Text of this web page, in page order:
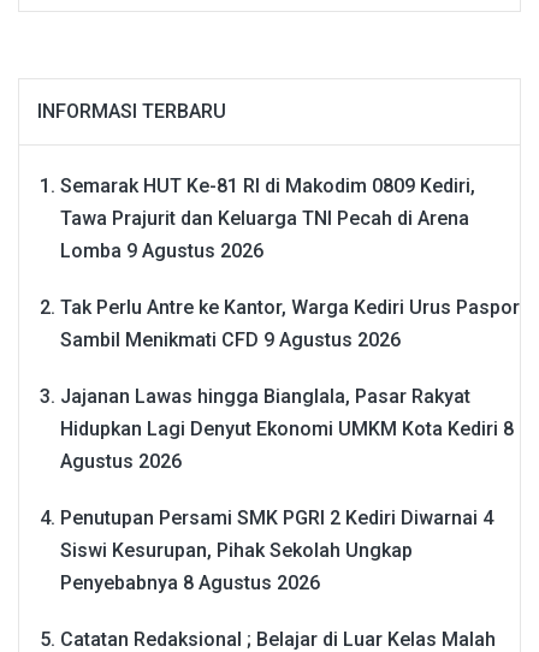
INFORMASI TERBARU
Semarak HUT Ke-81 RI di Makodim 0809 Kediri,
Tawa Prajurit dan Keluarga TNI Pecah di Arena
Lomba 9 Agustus 2026
Tak Perlu Antre ke Kantor, Warga Kediri Urus Paspor
Sambil Menikmati CFD 9 Agustus 2026
Jajanan Lawas hingga Bianglala, Pasar Rakyat
Hidupkan Lagi Denyut Ekonomi UMKM Kota Kediri 8
Agustus 2026
Penutupan Persami SMK PGRI 2 Kediri Diwarnai 4
Siswi Kesurupan, Pihak Sekolah Ungkap
Penyebabnya 8 Agustus 2026
Catatan Redaksional ; Belajar di Luar Kelas Malah